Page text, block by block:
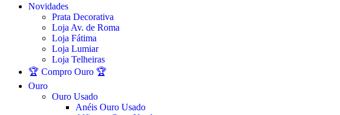
Novidades
Prata Decorativa
Loja Av. de Roma
Loja Fátima
Loja Lumiar
Loja Telheiras
🏆 Compro Ouro 🏆
Ouro
Ouro Usado
Anéis Ouro Usado